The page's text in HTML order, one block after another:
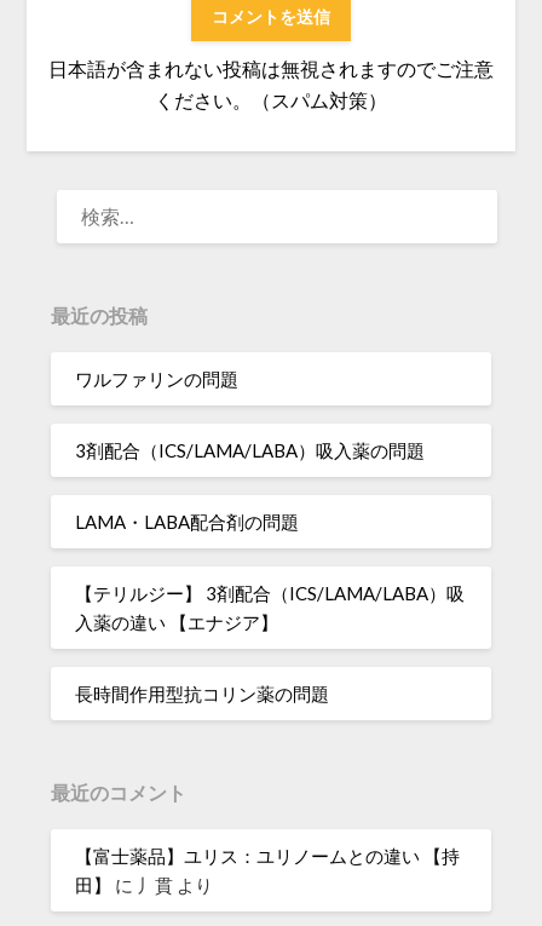
日本語が含まれない投稿は無視されますのでご注意
ください。（スパム対策）
最近の投稿
ワルファリンの問題
3剤配合（ICS/LAMA/LABA）吸入薬の問題
LAMA・LABA配合剤の問題
【テリルジー】 3剤配合（ICS/LAMA/LABA）吸
入薬の違い 【エナジア】
長時間作用型抗コリン薬の問題
最近のコメント
【富士薬品】ユリス：ユリノームとの違い 【持
田】
に 丿貫 より